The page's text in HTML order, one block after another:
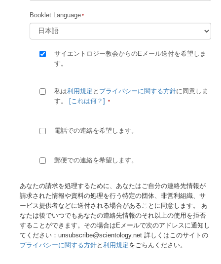
Booklet Language
サイエントロジー教会からのEメール送付を希望しま
す。
私は利用規定 と プライバシーに関する方針に同意しま
す。
[これは何？]
電話での連絡を希望します。
郵便での連絡を希望します。
あなたの請求を処理するために、あなたはご自分の連絡先情報が
請求された情報や資料の処理を行う特定の団体、非営利組織、サ
ービス提供者などに送付される場合があることに同意します。 あ
なたは後でいつでもあなたの連絡先情報のそれ以上の使用を拒否
することができます。その場合はEメールで次のアドレスに通知し
てください：unsubscribe@scientology.net 詳しくはこのサイトの
プライバシーに関する方針と 利用規定をごらんください。